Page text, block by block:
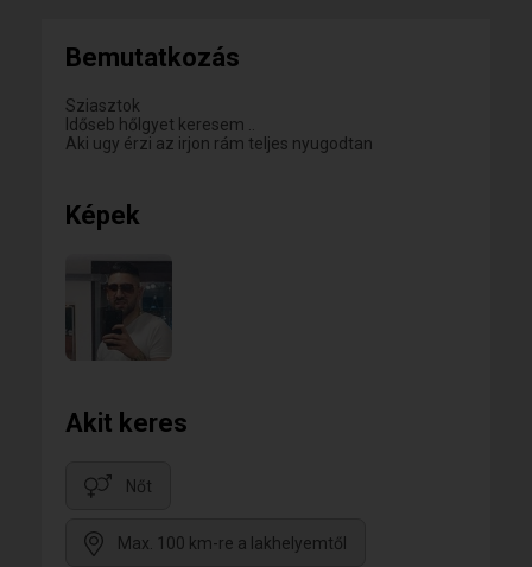
Bemutatkozás
Sziasztok
Időseb hőlgyet keresem ..
Aki ugy érzi az irjon rám teljes nyugodtan
Képek
Akit keres
Nőt
Max. 100 km-re a lakhelyemtől